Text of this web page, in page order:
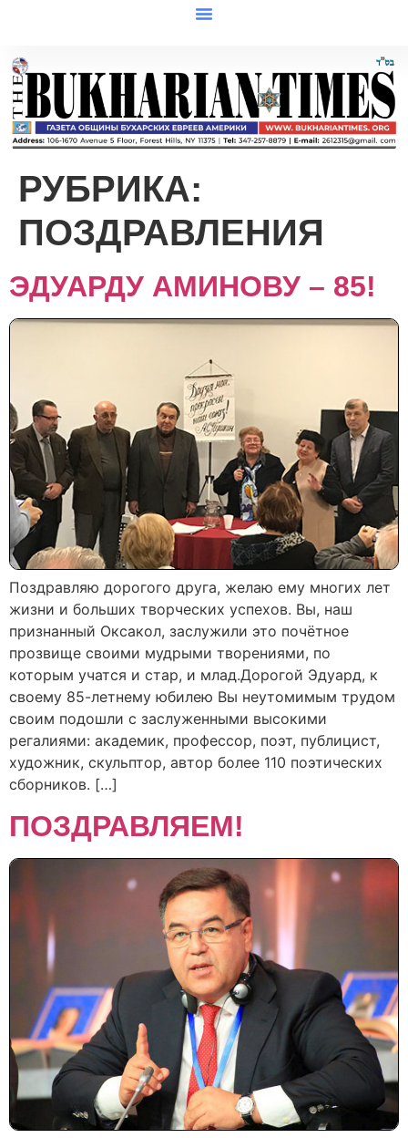
РУБРИКА:
ПОЗДРАВЛЕНИЯ
ЭДУАРДУ АМИНОВУ – 85!
Поздравляю дорогого друга, желаю ему многих лет
жизни и больших творческих успехов. Вы, наш
признанный Оксакол, заслужили это почётное
прозвище своими мудрыми творениями, по
которым учатся и стар, и млад.Дорогой Эдуард, к
своему 85-летнему юбилею Вы неутомимым трудом
своим подошли с заслуженными высокими
регалиями: академик, профессор, поэт, публицист,
художник, скульптор, автор более 110 поэтических
сборников. […]
ПОЗДРАВЛЯЕМ!